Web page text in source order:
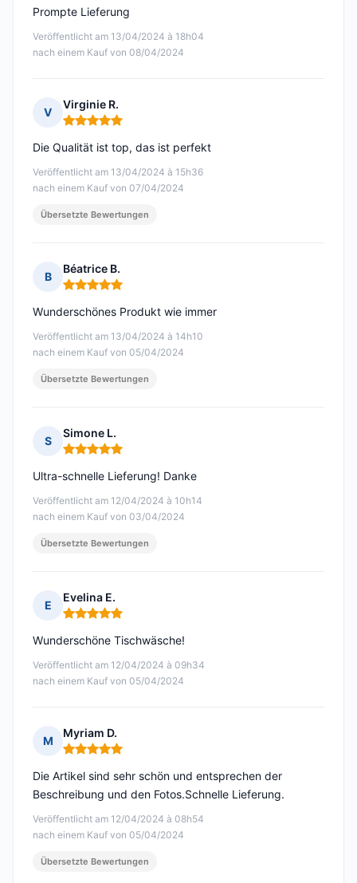
Veröffentlicht am 13/04/2024 à 18h04
nach einem Kauf von 08/04/2024
Prompte Lieferung
V
Virginie R.
Hinweis: 5 von 5
Veröffentlicht am 13/04/2024 à 15h36
nach einem Kauf von 07/04/2024
Die Qualität ist top, das ist perfekt
Übersetzte Bewertungen
B
Béatrice B.
Hinweis: 5 von 5
Veröffentlicht am 13/04/2024 à 14h10
nach einem Kauf von 05/04/2024
Wunderschönes Produkt wie immer
Übersetzte Bewertungen
S
Simone L.
Hinweis: 5 von 5
Veröffentlicht am 12/04/2024 à 10h14
nach einem Kauf von 03/04/2024
Ultra-schnelle Lieferung! Danke
Übersetzte Bewertungen
E
Evelina E.
Hinweis: 5 von 5
Veröffentlicht am 12/04/2024 à 09h34
nach einem Kauf von 05/04/2024
Wunderschöne Tischwäsche!
M
Myriam D.
Hinweis: 5 von 5
Veröffentlicht am 12/04/2024 à 08h54
nach einem Kauf von 05/04/2024
Die Artikel sind sehr schön und entsprechen der
Beschreibung und den Fotos.Schnelle Lieferung.
Übersetzte Bewertungen